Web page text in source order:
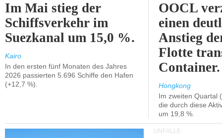
Im Mai stieg der
Schiffsverkehr im
Suezkanal um 15,0 %.
Kairo
In den ersten fünf Monaten des Jahres
2026 passierten 5.696 Schiffe den Hafen
(+12,7 %).
OOCL
einen
Anstieg
Flotte
Container.
Hongkong
Im zweiten Quartal
die durch diese
um 19,8 %.
UNFÄLLE